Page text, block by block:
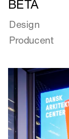
Læs
mere
om
BETA
BETA
Design
Producent